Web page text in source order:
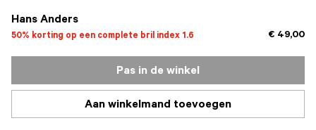
Hans Anders
50% korting op een complete bril index 1.6 € 49,00
Pas in de winkel
Aan winkelmand toevoegen